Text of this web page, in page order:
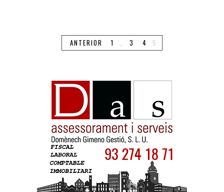
ANTERIOR 1 … 3 4 5